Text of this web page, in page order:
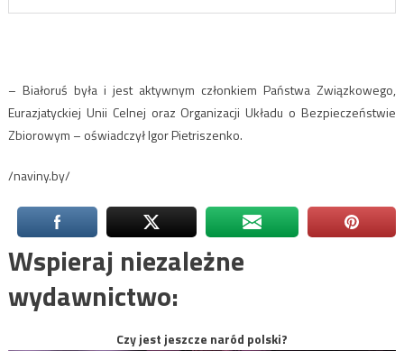
– Białoruś była i jest aktywnym członkiem Państwa Związkowego,
Eurazjatyckiej Unii Celnej oraz Organizacji Układu o Bezpieczeństwie
Zbiorowym – oświadczył Igor Pietriszenko.
/naviny.by/
Wspieraj niezależne
wydawnictwo:
Czy jest jeszcze naród polski?